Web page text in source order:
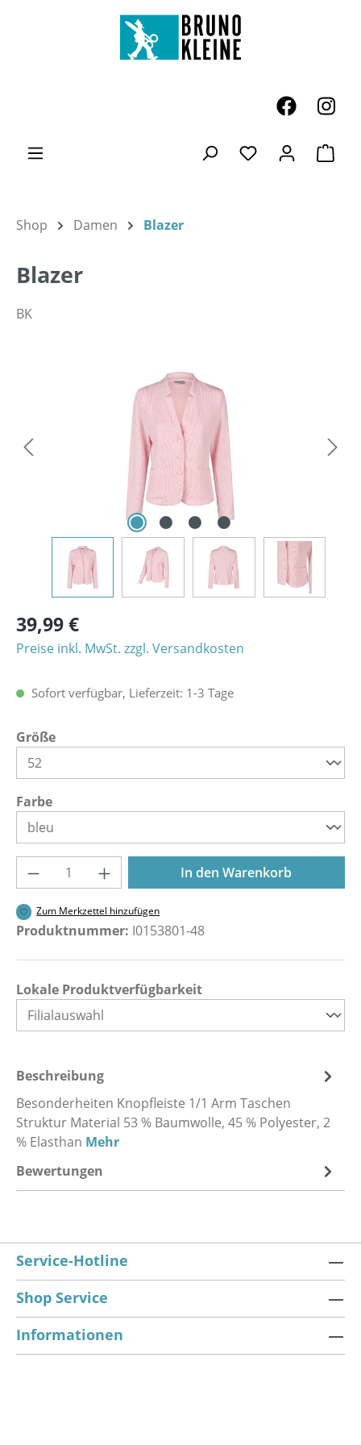
Zum Hauptinhalt springen
Du hast 0
Shop Damen Blazer
Blazer
BK
39,99 €
Preise inkl. MwSt. zzgl. Versandkosten
Sofort verfügbar, Lieferzeit: 1-3 Tage
Größeauswählen
Farbeauswählen
Produkt Anzahl: Gib den gewünschten
In den Warenkorb
Zum Merkzettel hinzufügen
Produktnummer: I0153801-48
Lokale Produktverfügbarkeit
Beschreibung
Besonderheiten Knopfleiste 1/1 Arm Taschen
Struktur Material 53 % Baumwolle, 45 % Polyester, 2
% Elasthan Mehr
Bewertungen
Service-Hotline
Shop Service
Informationen